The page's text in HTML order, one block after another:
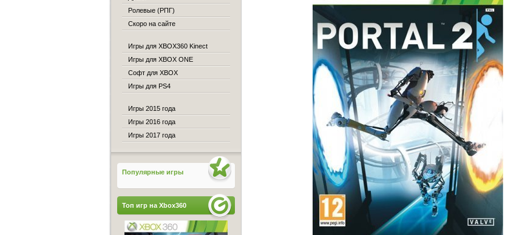
Ролевые (РПГ)
Скоро на сайте
Игры для XBOX360 Kinect
Игры для XBOX ONE
Софт для XBOX
Игры для PS4
Игры 2015 года
Игры 2016 года
Игры 2017 года
Популярные игры
Топ игр на Xbox360